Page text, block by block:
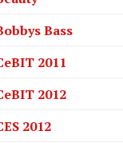
Bass
2011
2012
2012